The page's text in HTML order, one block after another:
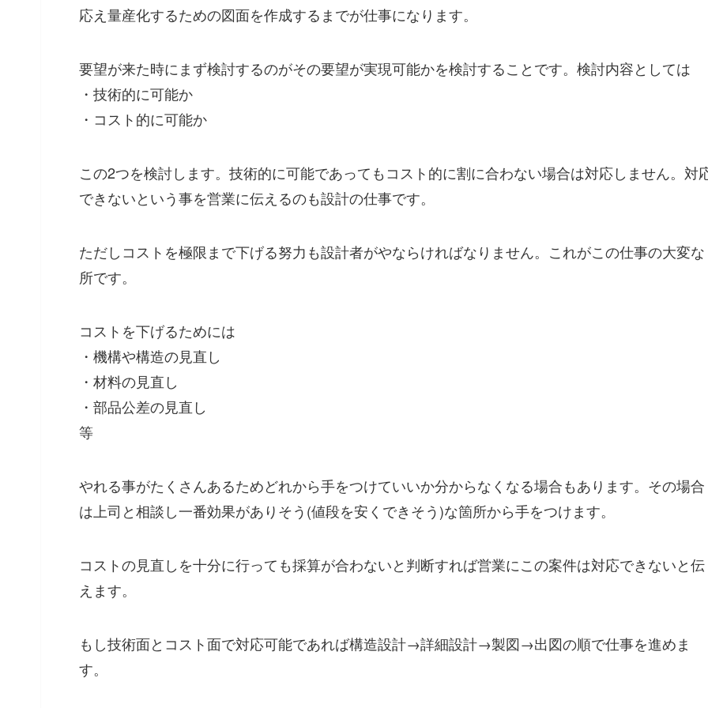
応え量産化するための図面を作成するまでが仕事になります。
要望が来た時にまず検討するのがその要望が実現可能かを検討することです。検討内容としては
・技術的に可能か
・コスト的に可能か
この2つを検討します。技術的に可能であってもコスト的に割に合わない場合は対応しません。対
できないという事を営業に伝えるのも設計の仕事です。
ただしコストを極限まで下げる努力も設計者がやならければなりません。これがこの仕事の大変な
所です。
コストを下げるためには
・機構や構造の見直し
・材料の見直し
・部品公差の見直し
等
やれる事がたくさんあるためどれから手をつけていいか分からなくなる場合もあります。その場合
は上司と相談し一番効果がありそう(値段を安くできそう)な箇所から手をつけます。
コストの見直しを十分に行っても採算が合わないと判断すれば営業にこの案件は対応できないと伝
えます。
もし技術面とコスト面で対応可能であれば構造設計→詳細設計→製図→出図の順で仕事を進めま
す。